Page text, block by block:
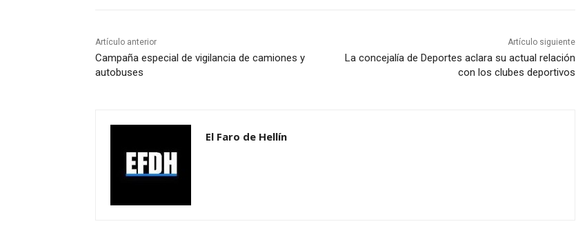
Artículo anterior
Campaña especial de vigilancia de camiones y
autobuses
Artículo siguiente
La concejalía de Deportes aclara su actual relación
con los clubes deportivos
El Faro de Hellín